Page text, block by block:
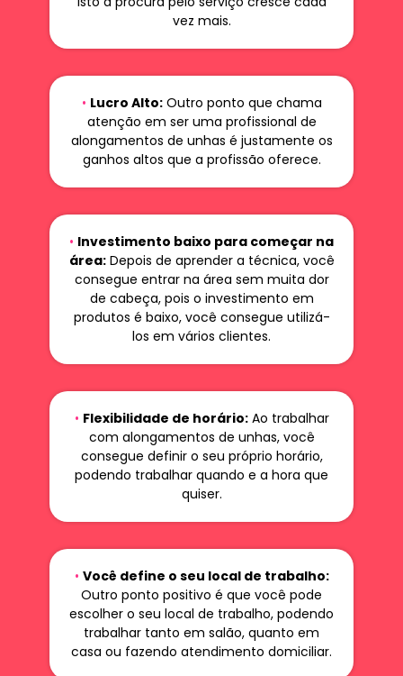
vez mais.
• Lucro Alto:Outro ponto que chama
atenção em ser uma profissional de
alongamentos de unhas é justamente os
ganhos altos que a profissão oferece.
• Investimento baixo para começar na
área:Depois de aprender a técnica, você
consegue entrar na área sem muita dor
de cabeça, pois o investimento em
produtos é baixo, você consegue utilizá-
los em vários clientes.
• Flexibilidade de horário:Ao trabalhar
com alongamentos de unhas, você
consegue definir o seu próprio horário,
podendo trabalhar quando e a hora que
quiser.
• Você define o seu local de trabalho:
Outro ponto positivo é que você pode
escolher o seu local de trabalho, podendo
trabalhar tanto em salão, quanto em
casa ou fazendo atendimento domiciliar.